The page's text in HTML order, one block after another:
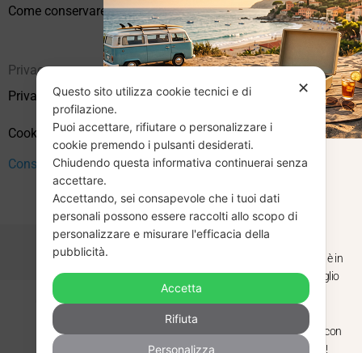
Come conservare correttamente i vinili usati
Privacy
Privacy Policy
Cookie Policy (UE)
Consenso
Copyright © 2026 Vendita Vinili Usati | P.IVA 12240940960
NextWebStudio
✕
Questo sito utilizza cookie tecnici e di
profilazione.
Puoi accettare, rifiutare o personalizzare i
cookie premendo i pulsanti desiderati.
Chiudendo questa informativa continuerai senza
accettare.
Accettando, sei consapevole che i tuoi dati
personali possono essere raccolti allo scopo di
personalizzare e misurare l'efficacia della
pubblicità.
Accetta
Rifiuta
Personalizza
CHIUSURA
ESTIVA
Dal 29 luglio al 31 agosto venditaviniliusati.it è in
pausa estiva. Gli ordini ricevuti entro il 29 luglio
saranno spediti regolarmente.
Torniamo il 1 settembre, pronti a riprendere con
nuovi arrivi. Buona estate e buon ascolto!